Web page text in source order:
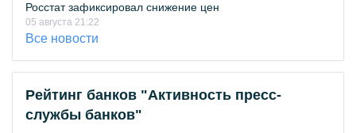
Росстат зафиксировал снижение цен
05 августа 21:22
Все новости
Рейтинг банков "Активность пресс-
службы банков"